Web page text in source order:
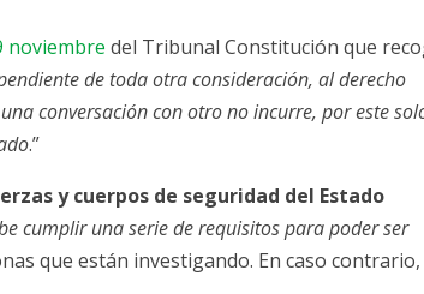
noviembre del Tribunal Constitución que
de toda otra consideración, al derecho
conversación con otro no incurre, por este
.”
y cuerpos de seguridad del Estado
cumplir una serie de requisitos para poder ser
que están investigando. En caso contrario,